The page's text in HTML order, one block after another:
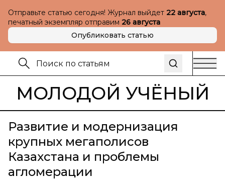
Отправьте статью сегодня! Журнал выйдет 22 августа,
печатный экземпляр отправим 26 августа
Опубликовать статью
МОЛОДОЙ УЧЁНЫЙ
Развитие и модернизация
крупных мегаполисов
Казахстана и проблемы
агломерации